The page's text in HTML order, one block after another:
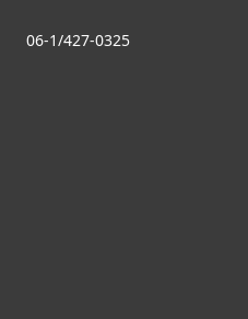
06-1/427-0325